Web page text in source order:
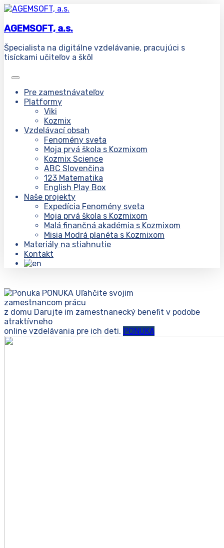
AGEMSOFT, a.s.
Špecialista na digitálne vzdelávanie, pracujúci s
tisíckami učiteľov a škôl
Pre zamestnávateľov
Platformy
Viki
Kozmix
Vzdelávací obsah
Fenomény sveta
Moja prvá škola s Kozmixom
Kozmix Science
ABC Slovenčina
123 Matematika
English Play Box
Naše projekty
Expedícia Fenomény sveta
Moja prvá škola s Kozmixom
Malá finančná akadémia s Kozmixom
Misia Modrá planéta s Kozmixom
Materiály na stiahnutie
Kontakt
PONUKA Uľahčite svojim
zamestnancom prácu
z domu Darujte im zamestnanecký benefit v podobe
atraktívneho
online vzdelávania pre ich deti. PONUKA